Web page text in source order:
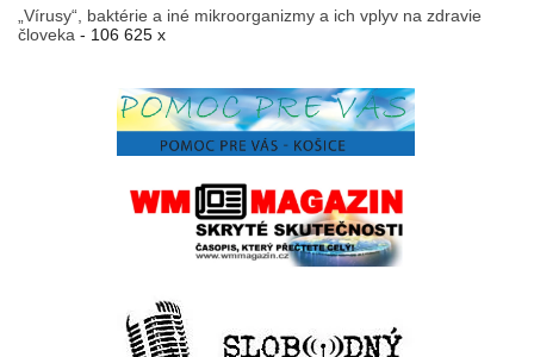
„Vírusy“, baktérie a iné mikroorganizmy a ich vplyv na zdravie
človeka - 106 625 x